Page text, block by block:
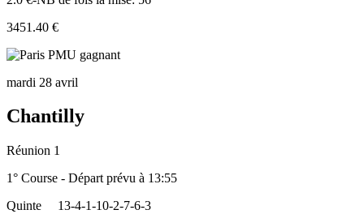
3451.40 €
mardi 28 avril
Chantilly
Réunion 1
1° Course - Départ prévu à 13:55
Quinte
13-4-1-10-2-7-6-3